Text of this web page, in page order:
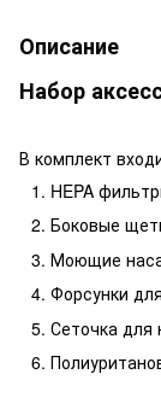
Описание
Набор
В комплект
HEPA
Боковые
Моющие
Форсунки
Сеточка для